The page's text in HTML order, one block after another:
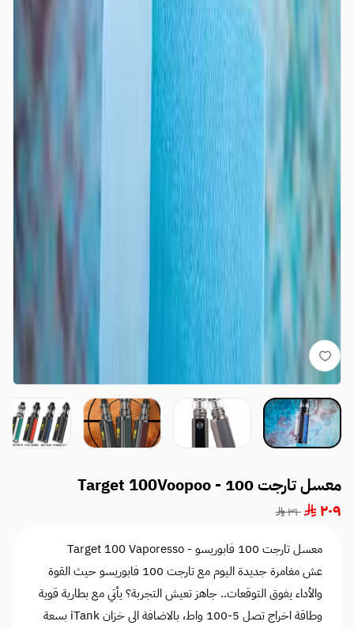
معسل تارجت 100 - Target 100Voopoo
٢٠٩
٣١٠
معسل تارجت 100 فابوريسو - Target 100 Vaporesso
عش مغامرة جديدة اليوم مع تارجت 100 فابوريسو حيث القوة
والأداء يفوق التوقعات.. جاهز تعيش التجربة؟ يأتي مع بطارية قوية
وطاقة اخراج تصل 5-100 واط، بالاضافة الى خزان iTank بسعة